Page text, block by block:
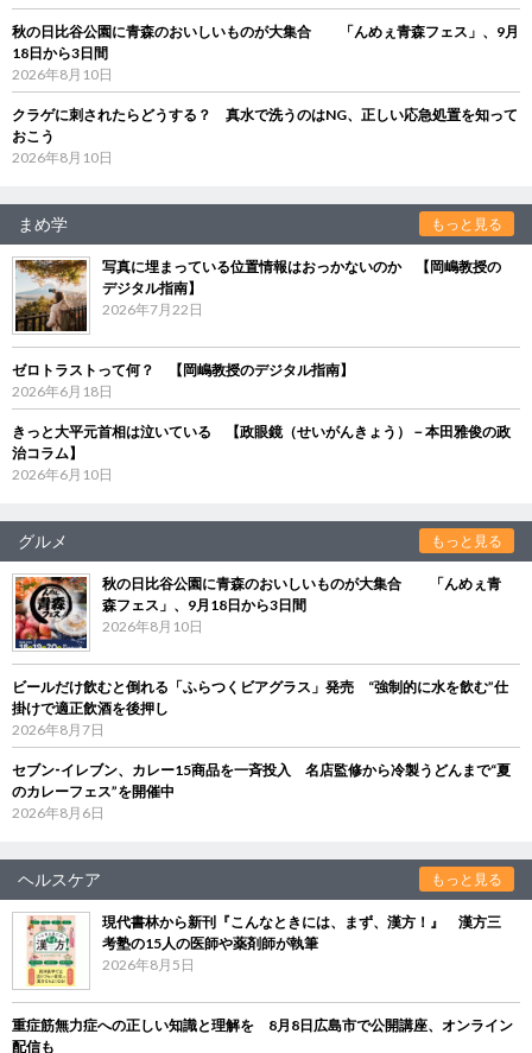
秋の日比谷公園に青森のおいしいものが大集合 「んめぇ青森フェス」、9月
18日から3日間
2026年8月10日
クラゲに刺されたらどうする？ 真水で洗うのはNG、正しい応急処置を知って
おこう
2026年8月10日
まめ学 もっと見る
写真に埋まっている位置情報はおっかないのか 【岡嶋教授の
デジタル指南】
2026年7月22日
ゼロトラストって何？ 【岡嶋教授のデジタル指南】
2026年6月18日
きっと大平元首相は泣いている 【政眼鏡（せいがんきょう）－本田雅俊の政
治コラム】
2026年6月10日
グルメ もっと見る
秋の日比谷公園に青森のおいしいものが大集合 「んめぇ青
森フェス」、9月18日から3日間
2026年8月10日
ビールだけ飲むと倒れる「ふらつくビアグラス」発売 “強制的に水を飲む”仕
掛けで適正飲酒を後押し
2026年8月7日
セブン‐イレブン、カレー15商品を一斉投入 名店監修から冷製うどんまで“夏
のカレーフェス”を開催中
2026年8月6日
ヘルスケア もっと見る
現代書林から新刊『こんなときには、まず、漢方！』 漢方三
考塾の15人の医師や薬剤師が執筆
2026年8月5日
重症筋無力症への正しい知識と理解を 8月8日広島市で公開講座、オンライン
配信も